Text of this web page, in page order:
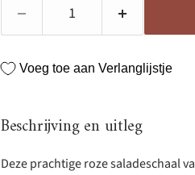
Voeg toe aan Verlanglijstje
Beschrijving en uitleg
Deze prachtige roze saladeschaal